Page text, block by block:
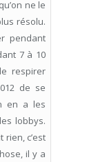
ne le
résolu.
pendant
7 à 10
respirer
de se
en a les
lobbys.
rien, c’est
il y a